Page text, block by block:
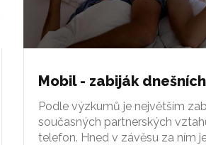
Mobil - zabiják
Podle výzkumů je největším
současných partnerských
telefon. Hned v závěsu za ním